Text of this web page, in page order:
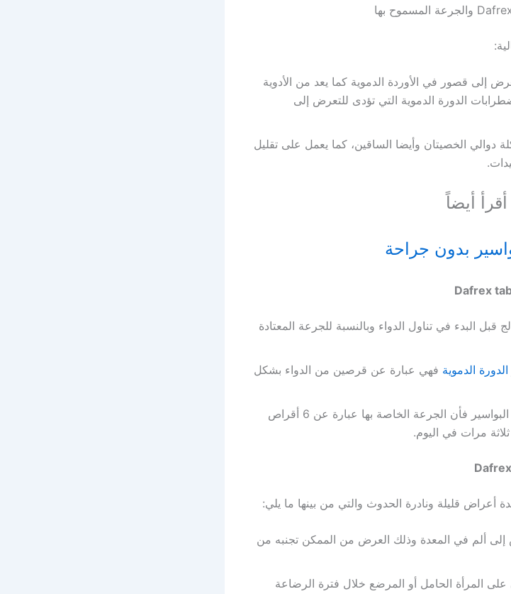
إلى قصور في الأوردة الدموية كما يعد من الأدوية
الدورة الدموية التي تؤدى للتعرض إلى
الخصيتان وأيضا الساقين، كما يعمل على تقليل
أقرأ أيضاً
بدون جراحة
قبل البدء في تناول الدواء وبالنسبة للجرعة المعتادة
الدورة الدموية فهي عبارة عن قرصين من الدواء بشكل
وفي حالة التعرض إلى مشكلة البواسير فأن الجرعة الخاصة بها عبارة عن 6 أقراص
مرات في اليوم.
أعراض قليلة ونادرة الحدوث والتي من بينها ما يلي:
ألم في المعدة وذلك العرض من الممكن تجنبه من
على المرأة الحامل أو المرضع خلال فترة الرضاعة